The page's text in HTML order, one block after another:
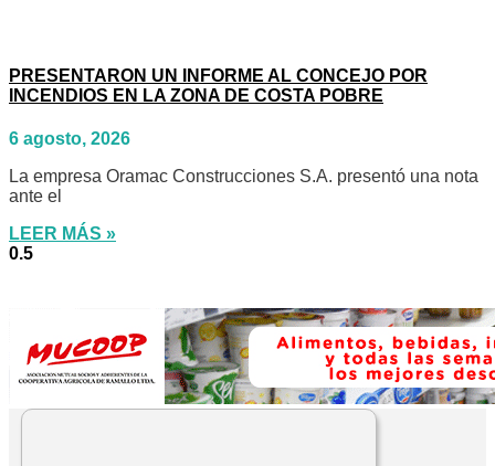
PRESENTARON UN INFORME AL CONCEJO POR
INCENDIOS EN LA ZONA DE COSTA POBRE
6 agosto, 2026
La empresa Oramac Construcciones S.A. presentó una nota
ante el
LEER MÁS »